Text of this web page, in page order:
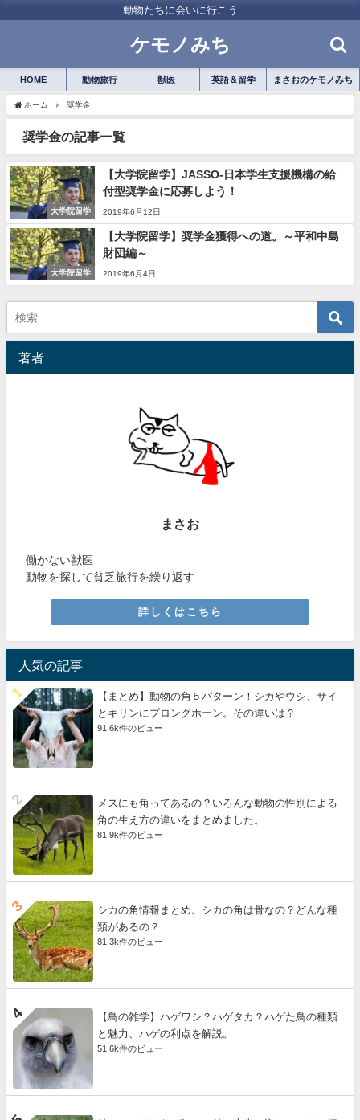
動物たちに会いに行こう
ケモノみち
HOME 動物旅行 獣医 英語＆留学 まさおのケモノみち
ホーム 奨学金
奨学金の記事一覧
大学院留学
【大学院留学】JASSO-日本学生支援機構の給
付型奨学金に応募しよう！
2019年6月12日
大学院留学
【大学院留学】奨学金獲得への道。～平和中島
財団編～
2019年6月4日
著者
まさお
働かない獣医
動物を探して貧乏旅行を繰り返す
詳しくはこちら
人気の記事
【まとめ】動物の角５パターン！シカやウシ、サイ
とキリンにプロングホーン。その違いは？
91.6k件のビュー
メスにも角ってあるの？いろんな動物の性別による
角の生え方の違いをまとめました。
81.9k件のビュー
シカの角情報まとめ。シカの角は骨なの？どんな種
類があるの？
81.3k件のビュー
【鳥の雑学】ハゲワシ？ハゲタカ？ハゲた鳥の種類
と魅力、ハゲの利点を解説。
51.6k件のビュー